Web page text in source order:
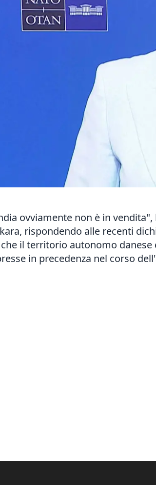
ovviamente non è in
rispondendo alle recenti
il territorio autonomo
in precedenza nel corso